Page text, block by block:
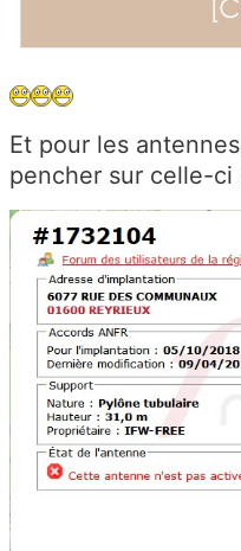
Et pour les
pencher sur celle-ci